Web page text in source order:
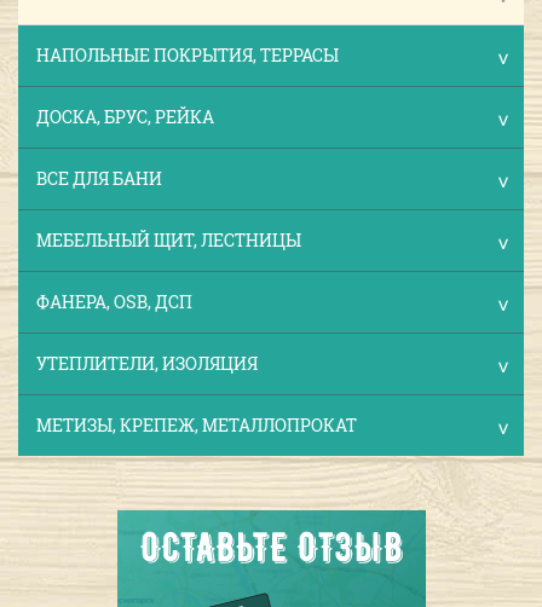
НАПОЛЬНЫЕ ПОКРЫТИЯ, ТЕРРАСЫ
ДОСКА, БРУС, РЕЙКА
ВСЕ ДЛЯ БАНИ
МЕБЕЛЬНЫЙ ЩИТ, ЛЕСТНИЦЫ
ФАНЕРА, OSB, ДСП
УТЕПЛИТЕЛИ, ИЗОЛЯЦИЯ
МЕТИЗЫ, КРЕПЕЖ, МЕТАЛЛОПРОКАТ